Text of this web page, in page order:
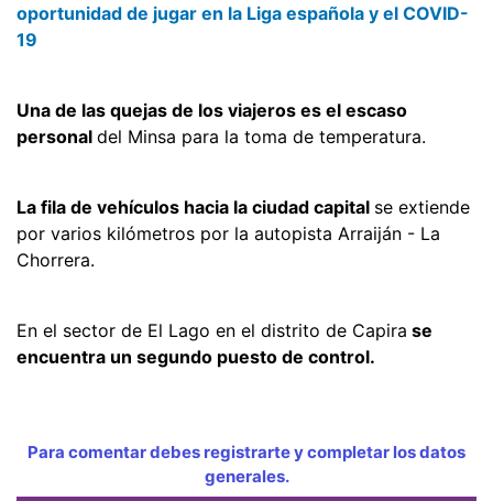
oportunidad de jugar en la Liga española y el COVID-
19
Una de las quejas de los viajeros es el escaso
personal del Minsa para la toma de temperatura.
La fila de vehículos hacia la ciudad capital se extiende
por varios kilómetros por la autopista Arraiján - La
Chorrera.
En el sector de El Lago en el distrito de Capira se
encuentra un segundo puesto de control.
Para comentar debes registrarte y completar los datos
generales.